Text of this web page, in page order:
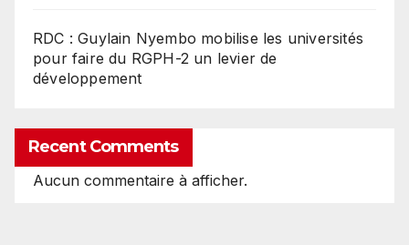
RDC : Guylain Nyembo mobilise les universités
pour faire du RGPH-2 un levier de
développement
Recent Comments
Aucun commentaire à afficher.